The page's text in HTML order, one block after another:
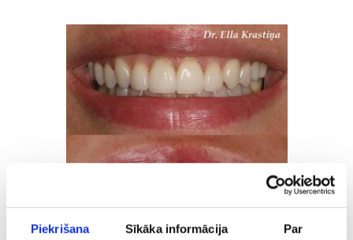
Piekrišana Sīkāka informācija Par